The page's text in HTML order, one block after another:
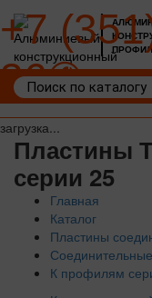
загрузка...
+7
36
Пластины
серии 25
Главная
Каталог
Пластины
К профилям